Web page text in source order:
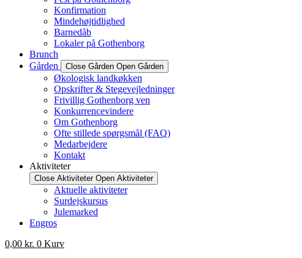
Konfirmation
Mindehøjtidlighed
Barnedåb
Lokaler på Gothenborg
Brunch
Gården
Close Gården Open Gården
Økologisk landkøkken
Opskrifter & Stegevejledninger
Frivillig Gothenborg ven
Konkurrencevindere
Om Gothenborg
Ofte stillede spørgsmål (FAQ)
Medarbejdere
Kontakt
Aktiviteter
Close Aktiviteter Open Aktiviteter
Aktuelle aktiviteter
Surdejskursus
Julemarked
Engros
0,00 kr. 0 Kurv